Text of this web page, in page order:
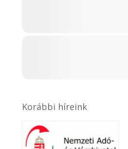
Korábbi híreink